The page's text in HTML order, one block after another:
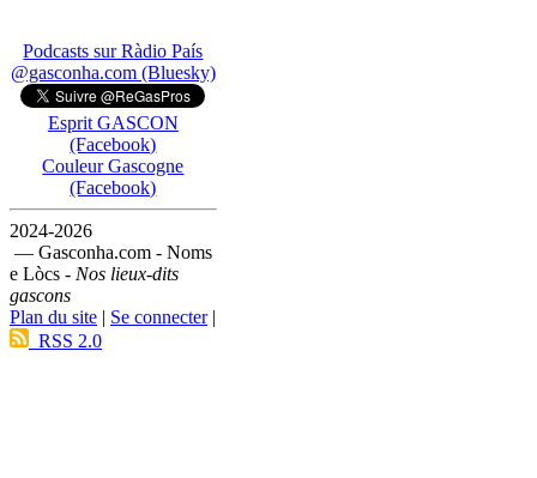
Podcasts sur Ràdio País
@gasconha.com (Bluesky)
Esprit GASCON
(Facebook)
Couleur Gascogne
(Facebook)
2024-2026
— Gasconha.com - Noms
e Lòcs - Nos lieux-dits
gascons
Plan du site | Se connecter|
RSS 2.0